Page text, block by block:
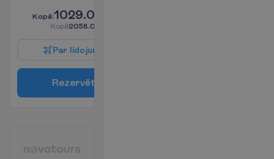
Kopā:1029.00
Kopā2058.00
Par lidojum
Rezervēt